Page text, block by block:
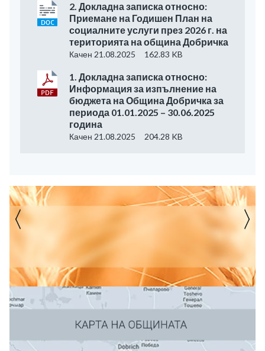
2. Докладна записка относно:
Приемане на Годишен План на
социалните услуги през 2026 г. на
територията на община Добричка
Качен 21.08.2025 162.83 KB
1. Докладна записка относно:
Информация за изпълнение на
бюджета на Община Добричка за
периода 01.01.2025 – 30.06.2025
година
Качен 21.08.2025 204.28 KB